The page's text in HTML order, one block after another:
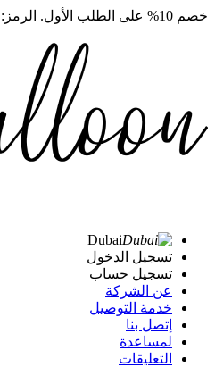
خصم 10% على الطلب الأول. الرمز:
Dubai
تسجيل الدخول
تسجيل حساب
عن الشركة
خدمة التوصيل
إتصل بنا
لمساعدة
التعليقات